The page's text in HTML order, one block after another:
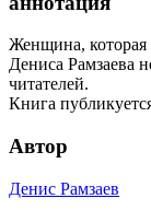
Женщина, которая
Дениса Рамзаева
читателей.
Книга
Автор
Денис Рамзаев